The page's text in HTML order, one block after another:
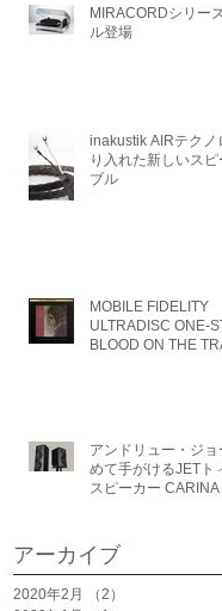
MIRACORDシリー
ル登場
inakustik AIRテクノ
り入れた新しいスピ
ブル
MOBILE FIDELITY
ULTRADISC ONE-
BLOOD ON THE
アンドリュー・ジョ
めて手がけるJETト
スピーカー CARINA
アーカイブ
2020年2月 （2）